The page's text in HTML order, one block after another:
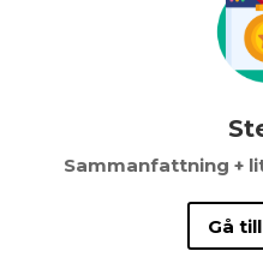
Sammanfattning +
Gå